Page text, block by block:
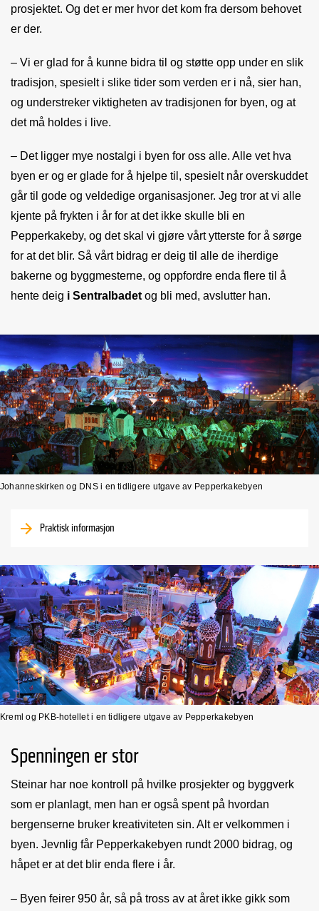
prosjektet. Og det er mer hvor det kom fra dersom behovet
er der.
– Vi er glad for å kunne bidra til og støtte opp under en slik
tradisjon, spesielt i slike tider som verden er i nå, sier han,
og understreker viktigheten av tradisjonen for byen, og at
det må holdes i live.
– Det ligger mye nostalgi i byen for oss alle. Alle vet hva
byen er og er glade for å hjelpe til, spesielt når overskuddet
går til gode og veldedige organisasjoner. Jeg tror at vi alle
kjente på frykten i år for at det ikke skulle bli en
Pepperkakeby, og det skal vi gjøre vårt ytterste for å sørge
for at det blir. Så vårt bidrag er deig til alle de iherdige
bakerne og byggmesterne, og oppfordre enda flere til å
hente deig i Sentralbadet og bli med, avslutter han.
Johanneskirken og DNS i en tidligere utgave av Pepperkakebyen
Praktisk informasjon
Kreml og PKB-hotellet i en tidligere utgave av Pepperkakebyen
Spenningen er stor
Steinar har noe kontroll på hvilke prosjekter og byggverk
som er planlagt, men han er også spent på hvordan
bergenserne bruker kreativiteten sin. Alt er velkommen i
byen. Jevnlig får Pepperkakebyen rundt 2000 bidrag, og
håpet er at det blir enda flere i år.
– Byen feirer 950 år, så på tross av at året ikke gikk som